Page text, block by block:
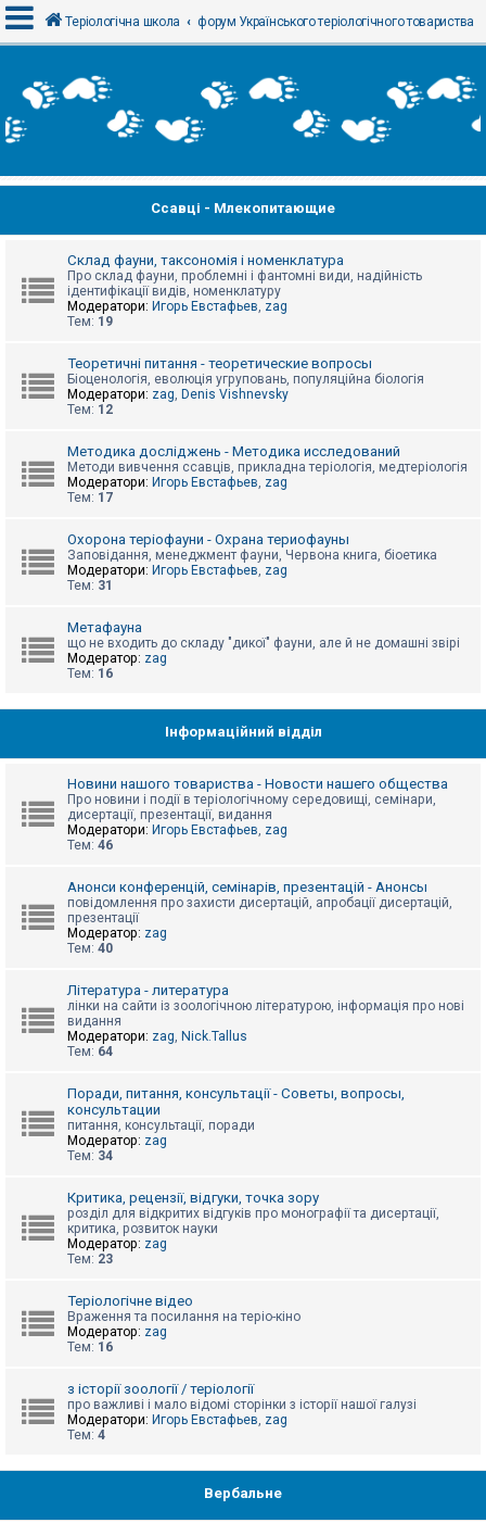
х
і
т
р
а
б
е
д
п
о
е
й
А
и
т
П
м
о
г
Теріологічна школа форум Українського теріологічного товариства
Ссавці - Млекопитающие
Склад фауни, таксономія і номенклатура
Про склад фауни, проблемні і фантомні види, надійність
ідентифікації видів, номенклатуру
Модератори: Игорь Евстафьев, zag
Тем: 19
Теоретичні питання - теоретические вопросы
Біоценологія, еволюція угруповань, популяційна біологія
Модератори: zag, Denis Vishnevsky
Тем: 12
Методика досліджень - Методика исследований
Методи вивчення ссавців, прикладна теріологія, медтеріологія
Модератори: Игорь Евстафьев, zag
Тем: 17
Охорона теріофауни - Охрана териофауны
Заповідання, менеджмент фауни, Червона книга, біоетика
Модератори: Игорь Евстафьев, zag
Тем: 31
Метафауна
що не входить до складу "дикої" фауни, але й не домашні звірі
Модератор: zag
Тем: 16
Інформаційний відділ
Новини нашого товариства - Новости нашего общества
Про новини і події в теріологічному середовищі, семінари,
дисертації, презентації, видання
Модератори: Игорь Евстафьев, zag
Тем: 46
Анонси конференцій, семінарів, презентацій - Анонсы
повідомлення про захисти дисертацій, апробації дисертацій,
презентації
Модератор: zag
Тем: 40
Література - литература
лінки на сайти із зоологічною літературою, інформація про нові
видання
Модератори: zag, Nick.Tallus
Тем: 64
Поради, питання, консультації - Советы, вопросы,
консультации
питання, консультації, поради
Модератор: zag
Тем: 34
Критика, рецензії, відгуки, точка зору
розділ для відкритих відгуків про монографії та дисертації,
критика, розвиток науки
Модератор: zag
Тем: 23
Теріологічне відео
Враження та посилання на теріо-кіно
Модератор: zag
Тем: 16
з історії зоології / теріології
про важливі і мало відомі сторінки з історії нашої галузі
Модератори: Игорь Евстафьев, zag
Тем: 4
Вербальне